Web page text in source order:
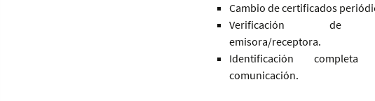
Cambio de certificados
Verificación de
emisora/receptora.
Identificación
comunicación.